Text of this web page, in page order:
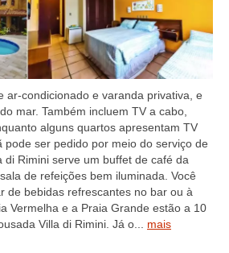
ar-condicionado e varanda privativa, e
mar. Também incluem TV a cabo,
alguns quartos apresentam TV
pode ser pedido por meio do serviço de
di Rimini serve um buffet de café da
de refeições bem iluminada. Você
de bebidas refrescantes no bar ou à
Vermelha e a Praia Grande estão a 10
Villa di Rimini. Já o... mais